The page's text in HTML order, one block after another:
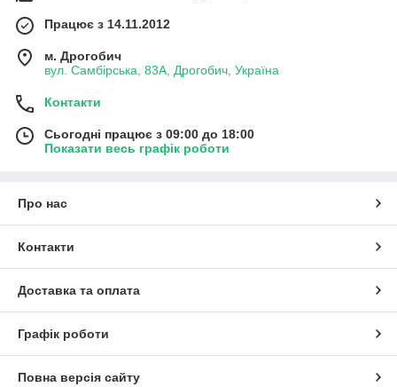
Працює з 14.11.2012
м. Дрогобич
вул. Самбірська, 83А, Дрогобич, Україна
Контакти
Сьогодні працює з 09:00 до 18:00
Показати весь графік роботи
Про нас
Контакти
Доставка та оплата
Графік роботи
Повна версія сайту